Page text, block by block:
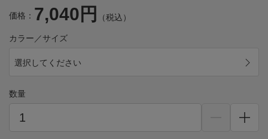
価格： 7,040円 （税込）
カラー／サイズ
選択してください
数量